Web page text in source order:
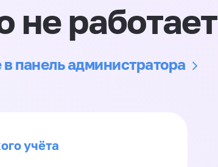
не работает
в панель администратора
учёта